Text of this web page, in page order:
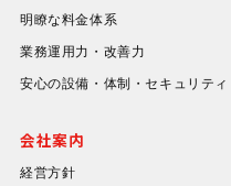
明瞭な料金体系
業務運用力・改善力
安心の設備・体制・セキュリティ
会社案内
経営方針